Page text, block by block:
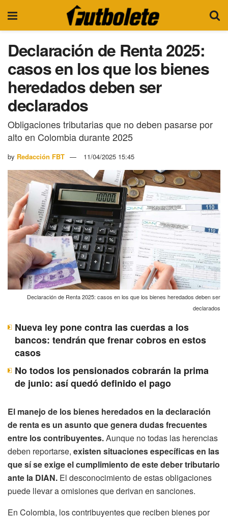
Declaración de Renta 2025:
casos en los que los bienes
heredados deben ser
declarados
Obligaciones tributarias que no deben pasarse por
alto en Colombia durante 2025
by Redacción FBT 11/04/2025 15:45
Declaración de Renta 2025: casos en los que los bienes heredados deben ser
declarados
Nueva ley pone contra las cuerdas a los
bancos: tendrán que frenar cobros en estos
casos
No todos los pensionados cobrarán la prima
de junio: así quedó definido el pago
El manejo de los bienes heredados en la declaración
de renta es un asunto que genera dudas frecuentes
entre los contribuyentes.Aunque no todas las herencias
deben reportarse, existen situaciones específicas en las
que sí se exige el cumplimiento de este deber tributario
ante la DIAN. El desconocimiento de estas obligaciones
puede llevar a omisiones que derivan en sanciones.
En Colombia, los contribuyentes que reciben bienes por